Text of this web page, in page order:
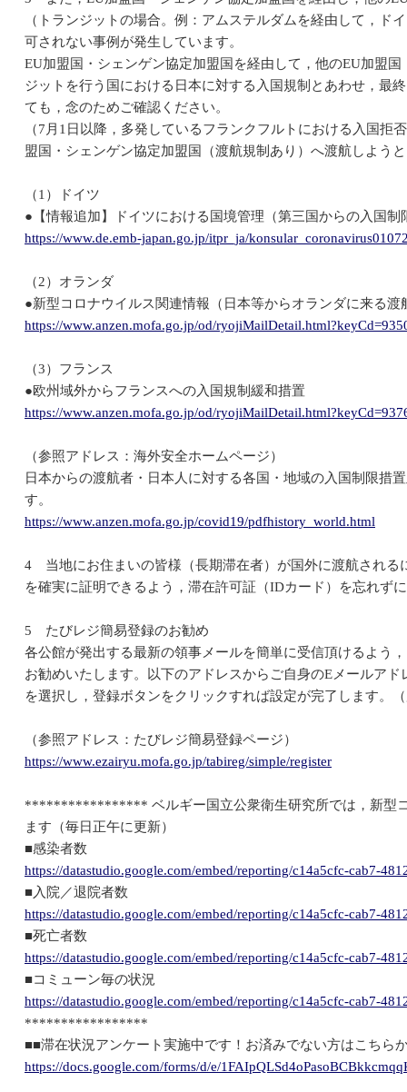
（トランジットの場合。例：アムステルダムを経由して，ド
可されない事例が発生しています。
EU加盟国・シェンゲン協定加盟国を経由して，他のEU加盟
ジットを行う国における日本に対する入国規制とあわせ，最
ても，念のためご確認ください。
（7月1日以降，多発しているフランクフルトにおける入国拒
盟国・シェンゲン協定加盟国（渡航規制あり）へ渡航しよう
（1）ドイツ
●【情報追加】ドイツにおける国境管理（第三国からの入国制
https://www.de.emb-japan.go.jp/itpr_ja/
（2）オランダ
●新型コロナウイルス関連情報（日本等からオランダに来る
https://www.anzen.mofa.go.jp/od/
（3）フランス
●欧州域外からフランスへの入国規制緩和措置
https://www.anzen.mofa.go.jp/od/
（参照アドレス：海外安全ホームページ）
日本からの渡航者・日本人に対する各国・地域の入国制限措
す。
https://www.anzen.mofa.go.jp/covid19/pdfhistory_world.html
4 当地にお住まいの皆様（長期滞在者）が国外に渡航される
を確実に証明できるよう，滞在許可証（IDカード）を忘れず
5 たびレジ簡易登録のお勧め
各公館が発出する最新の領事メールを簡単に受信頂けるよう
お勧めいたします。以下のアドレスからご自身のEメールア
を選択し，登録ボタンをクリックすれば設定が完了します。
（参照アドレス：たびレジ簡易登録ページ）
https://www.ezairyu.mofa.go.jp/tabireg/simple/register
***************** ベルギー国立公衆衛生研究所では，新型コ
ます（毎日正午に更新）
■感染者数
https://datastudio.google.com/embed/reporting/c14a5cfc-cab7-
■入院／退院者数
https://datastudio.google.com/embed/reporting/c14a5cfc-cab7-
■死亡者数
https://datastudio.google.com/embed/reporting/c14a5cfc-cab7-
■コミューン毎の状況
https://datastudio.google.com/embed/reporting/c14a5cfc-cab7-
*****************
■■滞在状況アンケート実施中です！お済みでない方はこちら
https://docs.google.com/forms/d/e/